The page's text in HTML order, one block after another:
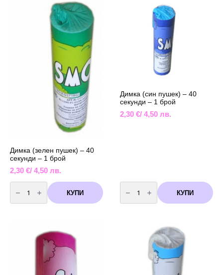
Димка (зелен пушек) – 40
секунди – 1 брой
2,30 €/ 4,50 лв.
количество
за
Димка
(зелен
КУПИ
Димка (син пушек) – 40
секунди – 1 брой
2,30 €/ 4,50 лв.
количество
за
Димка
(син
КУПИ